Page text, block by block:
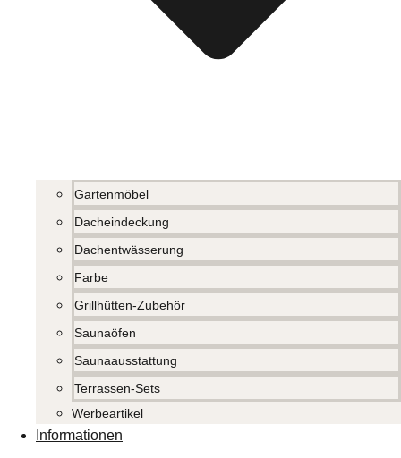
Gartenmöbel
Dacheindeckung
Dachentwässerung
Farbe
Grillhütten-Zubehör
Saunaöfen
Saunaausstattung
Terrassen-Sets
Werbeartikel
Informationen